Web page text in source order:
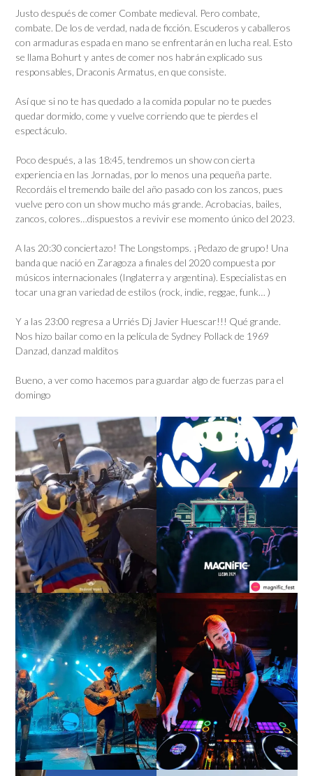
Justo después de comer Combate medieval. Pero combate,
combate. De los de verdad, nada de ficción. Escuderos y caballeros
con armaduras espada en mano se enfrentarán en lucha real. Esto
se llama Bohurt y antes de comer nos habrán explicado sus
responsables, Draconis Armatus, en que consiste.
Así que si no te has quedado a la comida popular no te puedes
quedar dormido, come y vuelve corriendo que te pierdes el
espectáculo.
Poco después, a las 18:45, tendremos un show con cierta
experiencia en las Jornadas, por lo menos una pequeña parte.
Recordáis el tremendo baile del año pasado con los zancos, pues
vuelve pero con un show mucho más grande. Acrobacias, bailes,
zancos, colores…dispuestos a revivir ese momento único del 2023.
A las 20:30 conciertazo! The Longstomps. ¡Pedazo de grupo! Una
banda que nació en Zaragoza a finales del 2020 compuesta por
músicos internacionales (Inglaterra y argentina). Especialistas en
tocar una gran variedad de estilos (rock, indie, reggae, funk… )
Y a las 23:00 regresa a Urriés Dj Javier Huescar!!! Qué grande.
Nos hizo bailar como en la película de Sydney Pollack de 1969
Danzad, danzad malditos
Bueno, a ver como hacemos para guardar algo de fuerzas para el
domingo